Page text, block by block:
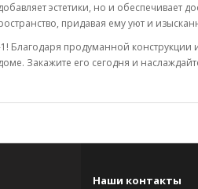
эстетики, но и обеспечивает
придавая ему уют и
Благодаря продуманной конструкции
Закажите его сегодня и
Наши контакты